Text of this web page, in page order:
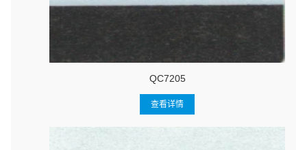
QC7205
查看详情